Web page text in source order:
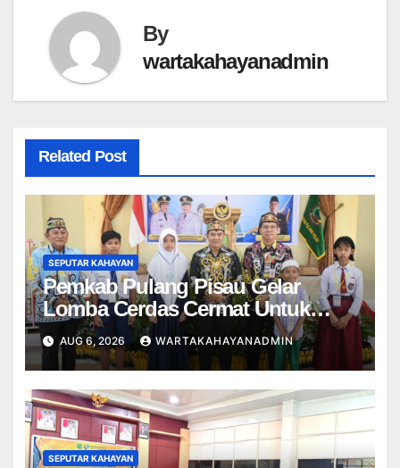
By
wartakahayanadmin
Related Post
SEPUTAR KAHAYAN
Pemkab Pulang Pisau Gelar
Lomba Cerdas Cermat Untuk
Pelajar
AUG 6, 2026 WARTAKAHAYANADMIN
SEPUTAR KAHAYAN